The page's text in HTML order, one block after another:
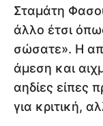
Σταμάτη
άλλο έτσι
σώσατε». Η
άμεση και
αηδίες είπες
για κριτική,